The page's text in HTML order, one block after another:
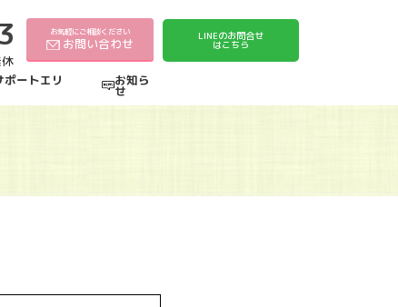
お気軽にご相談ください
お問い合わせ
LINEのお問合せ
はこちら
ポートエリ お知ら
せ